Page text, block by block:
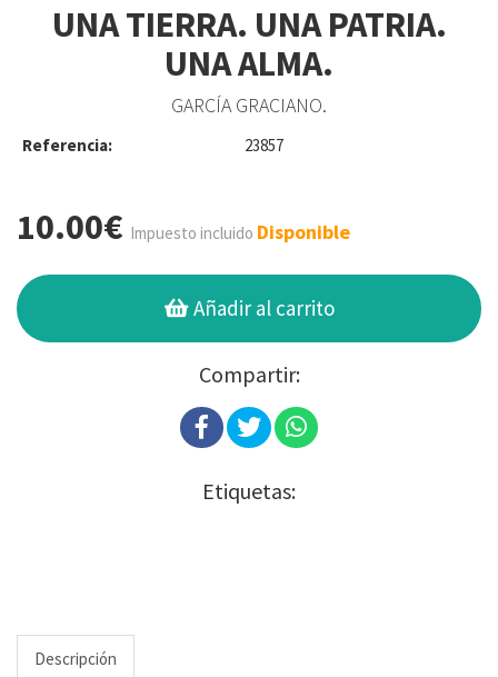
UNA TIERRA. UNA PATRIA.
UNA ALMA.
GARCÍA GRACIANO.
Referencia: 23857
10.00€ Impuesto incluido Disponible
Añadir al carrito
Compartir:
Etiquetas:
Descripción